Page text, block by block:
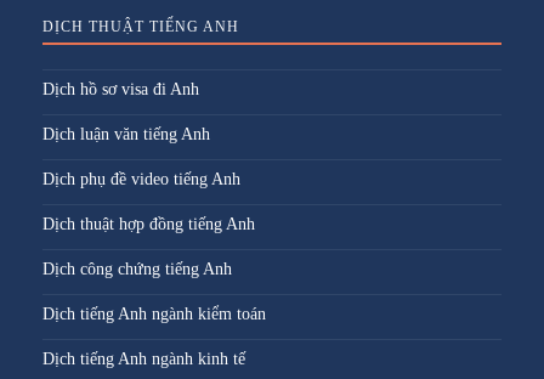
DỊCH THUẬT TIẾNG ANH
Dịch hồ sơ visa đi Anh
Dịch luận văn tiếng Anh
Dịch phụ đề video tiếng Anh
Dịch thuật hợp đồng tiếng Anh
Dịch công chứng tiếng Anh
Dịch tiếng Anh ngành kiểm toán
Dịch tiếng Anh ngành kinh tế